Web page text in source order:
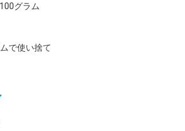
グラム
で使い捨て